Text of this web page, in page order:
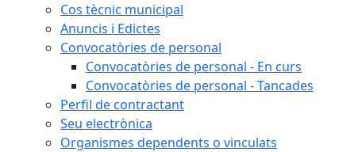
Cos tècnic municipal
Anuncis i Edictes
Convocatòries de personal
Convocatòries de personal - En curs
Convocatòries de personal - Tancades
Perfil de contractant
Seu electrònica
Organismes dependents o vinculats